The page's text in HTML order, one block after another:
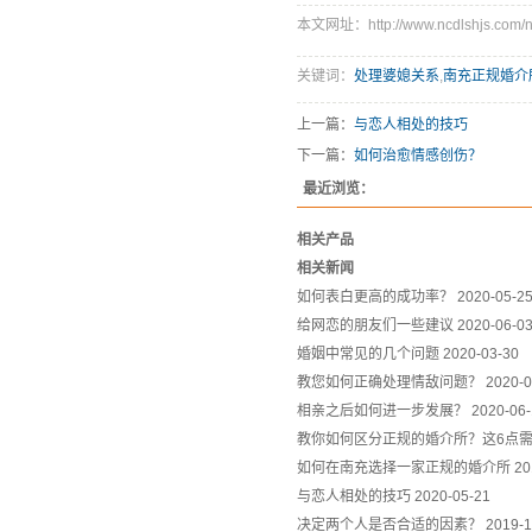
本文网址：http://www.ncdlshjs.com/
关键词： 处理婆媳关系,南充正规婚介
上一篇： 与恋人相处的技巧
下一篇： 如何治愈情感创伤？
最近浏览：
相关产品
相关新闻
如何表白更高的成功率？
2020-05-25
给网恋的朋友们一些建议 2020-06-03
婚姻中常见的几个问题 2020-03-30
教您如何正确处理情敌问题？
2020-
相亲之后如何进一步发展？
2020-
教你如何区分正规的婚介所？这6点
如何在南充选择一家正规的婚介所
与恋人相处的技巧 2020-05-21
决定两个人是否合适的因素？
2019-